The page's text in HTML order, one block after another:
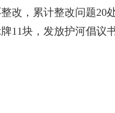
改，累计整改问题20
11块，发放护河倡议